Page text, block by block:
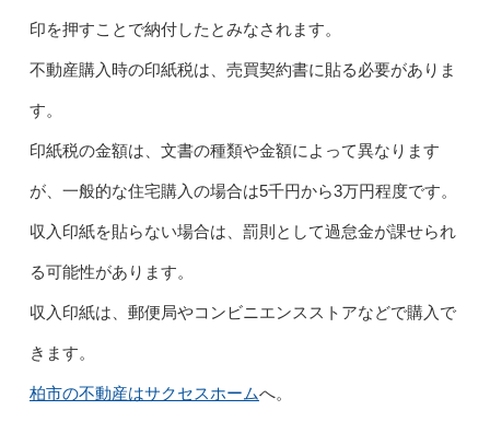
印を押すことで納付したとみなされます。
不動産購入時の印紙税は、売買契約書に貼る必要がありま
す。
印紙税の金額は、文書の種類や金額によって異なります
が、一般的な住宅購入の場合は5千円から3万円程度です。
収入印紙を貼らない場合は、罰則として過怠金が課せられ
る可能性があります。
収入印紙は、郵便局やコンビニエンスストアなどで購入で
きます。
柏市の不動産はサクセスホームへ。